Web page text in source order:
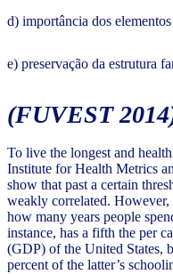
d) importância dos
e) preservação da estrutura
(FUVEST
To live the longest and
Institute for Health Metrics
show that past a certain
weakly correlated.
how many years people
instance, has a fifth the per
(GDP) of the United States,
percent of the latter’s